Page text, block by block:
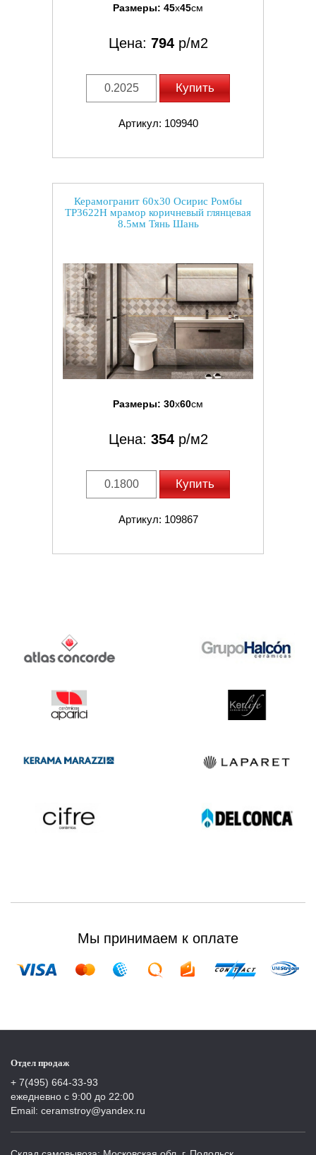
Размеры: 45x45см
Цена: 794р/м2
Купить
Артикул: 109940
Керамогранит 60x30 Осирис Ромбы
TP3622H мрамор коричневый глянцевая
8.5мм Тянь Шань
Размеры: 30x60см
Цена: 354р/м2
Купить
Артикул: 109867
Мы принимаем к оплате
Отдел продаж
+ 7(495) 664-33-93
ежедневно с 9:00 до 22:00
Email: ceramstroy@yandex.ru